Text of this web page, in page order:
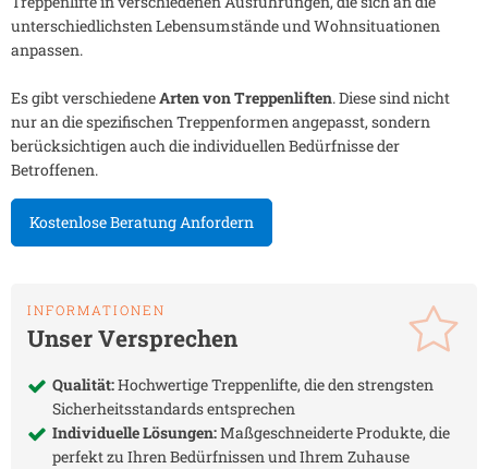
unterschiedlichsten Lebensumstände und Wohnsituationen
anpassen.
Es gibt verschiedeneArten von Treppenliften. Diese sind nicht
nur an die spezifischen Treppenformen angepasst, sondern
berücksichtigen auch die individuellen Bedürfnisse der
Betroffenen.
Kostenlose Beratung Anfordern
INFORMATIONEN
Unser Versprechen
Qualität:Hochwertige Treppenlifte, die den strengsten
Sicherheitsstandards entsprechen
Individuelle Lösungen:Maßgeschneiderte Produkte, die
perfekt zu Ihren Bedürfnissen und Ihrem Zuhause